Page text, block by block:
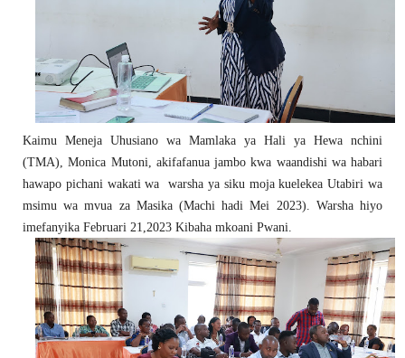
Kaimu Meneja Uhusiano wa Mamlaka ya Hali ya Hewa nchini
(TMA), Monica Mutoni, akifafanua jambo kwa waandishi wa habari
hawapo pichani wakati wa warsha ya siku moja kuelekea Utabiri wa
msimu wa mvua za Masika (Machi hadi Mei 2023). Warsha hiyo
imefanyika Februari 21,2023 Kibaha mkoani Pwani.